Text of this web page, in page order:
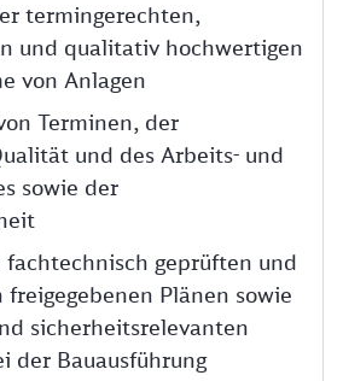
termingerechten,
und qualitativ hochwertigen
von Anlagen
Terminen, der
und des Arbeits- und
sowie der
fachtechnisch geprüften und
Plänen sowie
sicherheitsrelevanten
der Bauausführung